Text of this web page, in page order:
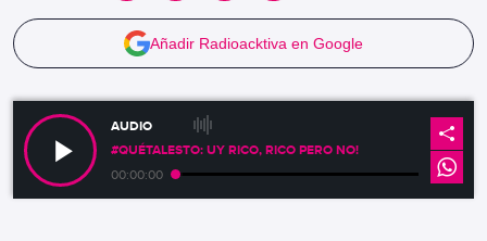
Añadir Radioacktiva en Google
AUDIO
#QUÉTALESTO: UY RICO, RICO PERO NO!
00:00:00